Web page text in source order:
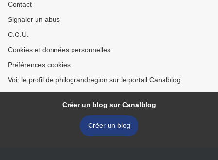
Contact
Signaler un abus
C.G.U.
Cookies et données personnelles
Préférences cookies
Voir le profil de philograndregion sur le portail Canalblog
Créer un blog sur Canalblog
Créer un blog